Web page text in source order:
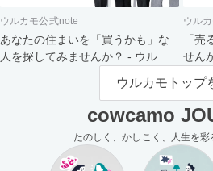
ウルカモ公式note
あなたの住まいを「買うかも」な
人を探してみませんか？ - ウルカ
ウル
「売
せん
主さ
ウルカモトップ
cowcamo
たのしく、かしこく、人生を